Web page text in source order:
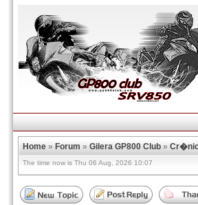
Home » Forum » Gilera GP800 Club »
The time now is Thu 06 Aug, 2026 10:07